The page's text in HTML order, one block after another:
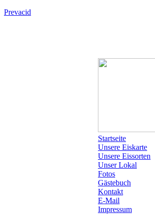
Prevacid
Startseite
Unsere Eiskarte
Unsere Eissorten
Unser Lokal
Fotos
Gästebuch
Kontakt
E-Mail
Impressum